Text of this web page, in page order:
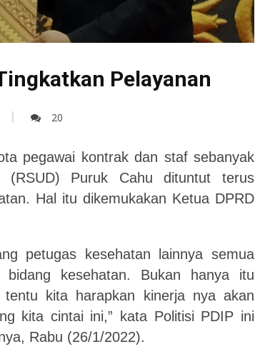
Pelayanan
20
pegawai kontrak dan staf sebanyak
Puruk Cahu dituntut terus
Hal itu dikemukakan Ketua DPRD
petugas kesehatan lainnya semua
kesehatan. Bukan hanya itu
kita harapkan kinerja nya akan
kita cintai ini,” kata Politisi PDIP ini
Rabu (26/1/2022).